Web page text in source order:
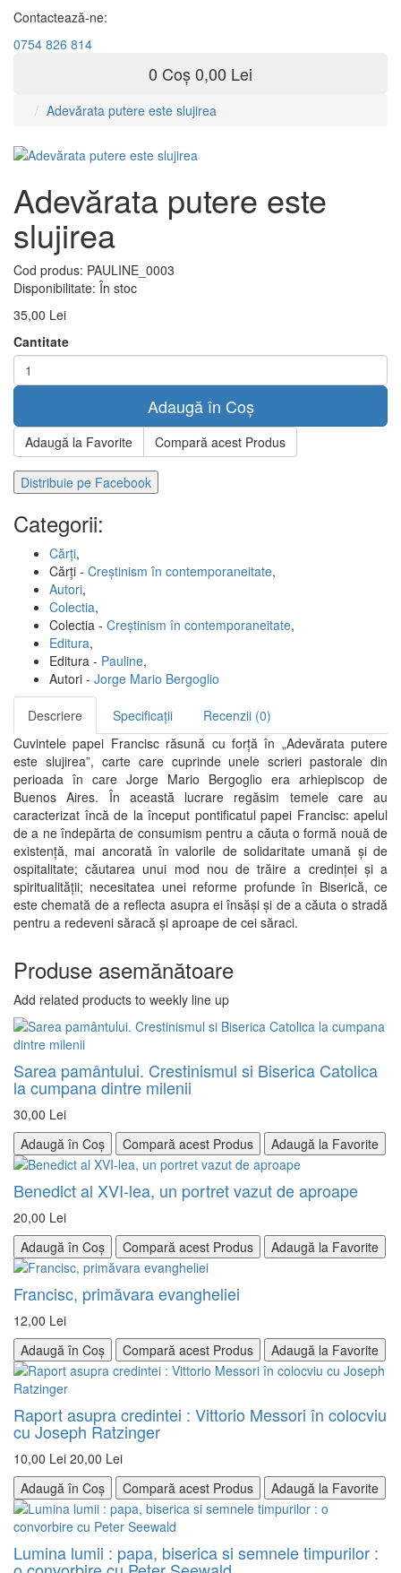
Contactează-ne:
0754 826 814
0 Coș0,00 Lei
Adevărata putere este slujirea
Adevărata putere este
slujirea
Cod produs: PAULINE_0003
Disponibilitate: În stoc
35,00 Lei
Cantitate
Adaugă în Coș
Adaugă la Favorite Compară acest Produs
Distribuie pe Facebook
Categorii:
Cărți,
Cărți - Creștinism în contemporaneitate,
Autori,
Colectia,
Colectia - Creștinism în contemporaneitate,
Editura,
Editura - Pauline,
Autori - Jorge Mario Bergoglio
Descriere Specificații
Recenzii (0)
Cuvintele papei Francisc răsună cu forţă în „Adevărata putere
este slujirea”, carte care cuprinde unele scrieri pastorale din
perioada în care Jorge Mario Bergoglio era arhiepiscop de
Buenos Aires. În această lucrare regăsim temele care au
caracterizat încă de la început pontificatul papei Francisc: apelul
de a ne îndepărta de consumism pentru a căuta o formă nouă de
existenţă, mai ancorată în valorile de solidaritate umană şi de
ospitalitate; căutarea unui mod nou de trăire a credinţei şi a
spiritualităţii; necesitatea unei reforme profunde în Biserică, ce
este chemată de a reflecta asupra ei însăşi şi de a căuta o stradă
pentru a redeveni săracă şi aproape de cei săraci.
Produse asemănătoare
Add related products to weekly line up
Sarea pamântului. Crestinismul si Biserica Catolica
la cumpana dintre milenii
30,00 Lei
Adaugă în Coș
Compară acest Produs Adaugă la Favorite
Benedict al XVI-lea, un portret vazut de aproape
20,00 Lei
Adaugă în Coș
Compară acest Produs Adaugă la Favorite
Francisc, primăvara evangheliei
12,00 Lei
Adaugă în Coș
Compară acest Produs Adaugă la Favorite
Raport asupra credintei : Vittorio Messori în colocviu
cu Joseph Ratzinger
10,00 Lei 20,00 Lei
Adaugă în Coș
Compară acest Produs Adaugă la Favorite
Lumina lumii : papa, biserica si semnele timpurilor :